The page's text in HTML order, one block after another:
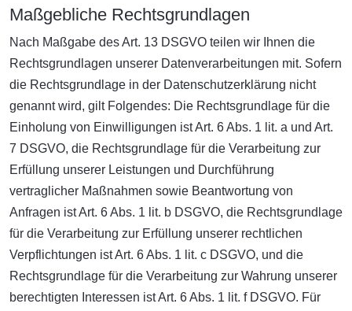
Maßgebliche Rechtsgrundlagen
Nach Maßgabe des Art. 13 DSGVO teilen wir Ihnen die
Rechtsgrundlagen unserer Datenverarbeitungen mit. Sofern
die Rechtsgrundlage in der Datenschutzerklärung nicht
genannt wird, gilt Folgendes: Die Rechtsgrundlage für die
Einholung von Einwilligungen ist Art. 6 Abs. 1 lit. a und Art.
7 DSGVO, die Rechtsgrundlage für die Verarbeitung zur
Erfüllung unserer Leistungen und Durchführung
vertraglicher Maßnahmen sowie Beantwortung von
Anfragen ist Art. 6 Abs. 1 lit. b DSGVO, die Rechtsgrundlage
für die Verarbeitung zur Erfüllung unserer rechtlichen
Verpflichtungen ist Art. 6 Abs. 1 lit. c DSGVO, und die
Rechtsgrundlage für die Verarbeitung zur Wahrung unserer
berechtigten Interessen ist Art. 6 Abs. 1 lit. f DSGVO. Für